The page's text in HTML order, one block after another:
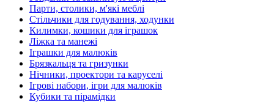
Парти, столики, м'які меблі
Стільчики для годування, ходунки
Килимки, кошики для іграшок
Ліжка та манежі
Іграшки для малюків
Брязкальця та гризунки
Нічники, проектори та каруселі
Ігрові набори, ігри для малюків
Кубики та пірамідки